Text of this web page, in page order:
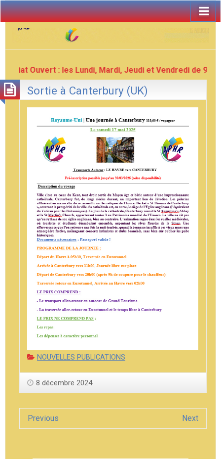
Ouvert : les Lundi, Mardi, Jeudi et Vendredi de 9H00
Sortie à Canterbury (UK)
Categories:
NOUVELLES PUBLICATIONS
8 décembre 2024
Previous Next